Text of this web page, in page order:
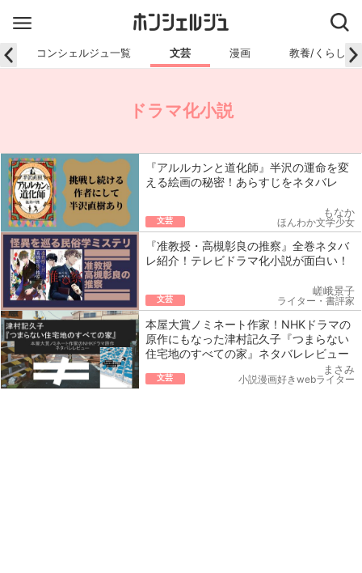
コンシェルジュ一覧 文芸 漫画 教養/くらし
ドラマ化小説
『アルルカンと道化師』半沢の運命を変
える絵画の秘密！あらすじをネタバレ
文芸
もなか
ほんわか文学少女
『准教授・高槻彰良の推察』全巻ネタバ
レ紹介！テレビドラマ化小説が面白い！
文芸
嵯峨景子
ライター・書評家
本屋大賞ノミネート作家！NHKドラマの
原作にもなった津村記久子『つまらない
住宅地のすべての家』ネタバレレビュー
文芸
まさみ
小説漫画好きwebライター